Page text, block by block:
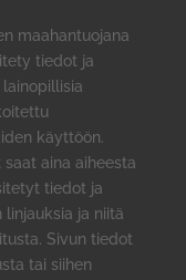
maahantuojana
tiedot ja
käyttöön.
aina aiheesta
tiedot ja
ja niitä
Sivun tiedot
tai siihen